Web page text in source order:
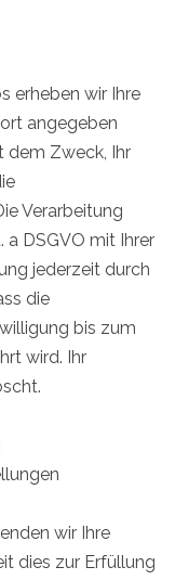
erheben wir Ihre
angegeben
dem Zweck, Ihr
Verarbeitung
a DSGVO mit Ihrer
jederzeit durch
die
bis zum
wird. Ihr
wir Ihre
dies zur Erfüllung